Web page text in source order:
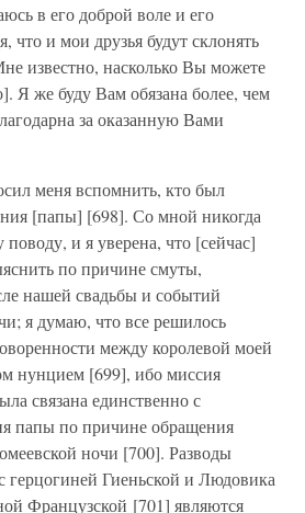
в его доброй воле и его
что и мои друзья будут склонять
известно, насколько Вы можете
Я же буду Вам обязана более, чем
за оказанную Вами
меня вспомнить, кто был
[папы] [698]. Со мной никогда
и я уверена, что [сейчас]
по причине смуты,
нашей свадьбы и событий
я думаю, что все решилось
между королевой моей
нунцием [699], ибо миссия
связана единственно с
папы по причине обращения
ночи [700]. Разводы
Гиеньской и Людовика
Французской [701] являются